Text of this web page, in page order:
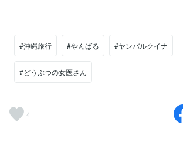
#沖縄旅行 #やんばる #ヤンバルクイナ
#どうぶつの女医さん
4